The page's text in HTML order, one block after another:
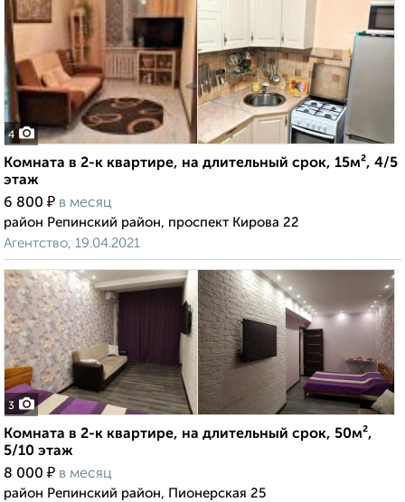
4
Комната в 2-к квартире, на длительный срок, 15м², 4/5
этаж
6 800 ₽ в месяц
район Репинский район, проспект Кирова 22
Агентство, 19.04.2021
3
Комната в 2-к квартире, на длительный срок, 50м²,
5/10 этаж
8 000 ₽ в месяц
район Репинский район, Пионерская 25